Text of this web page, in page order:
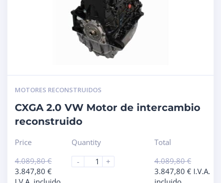
MOTORES RECONSTRUIDOS
CXGA 2.0 VW Motor de intercambio
reconstruido
Price
4.089,80€
3.847,80 €
Quantity
-
+
Total
4.089,80€
3.847,80 € I.V.A.